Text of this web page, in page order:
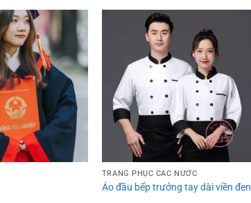
wishlist
Add to
wishlist
TRANG PHỤC CÁC NƯỚC
Áo đầu bếp trưởng tay dài viền đen